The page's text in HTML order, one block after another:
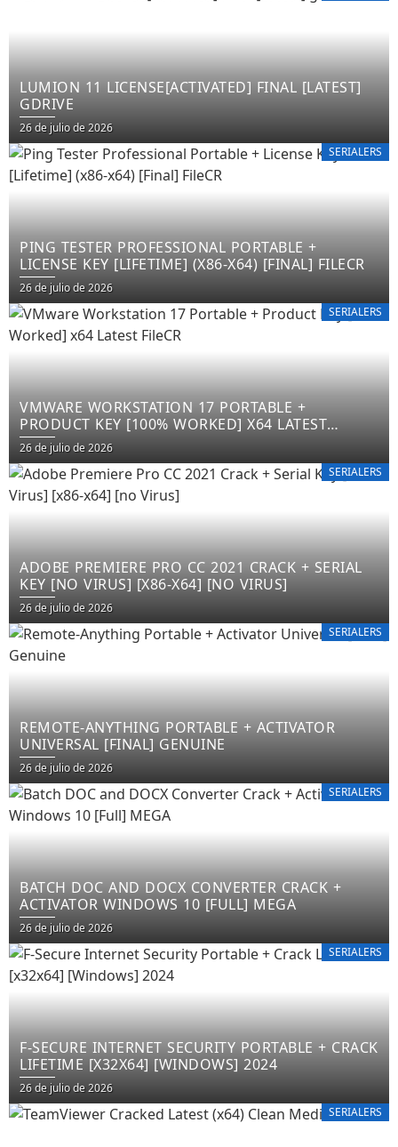
LUMION 11 LICENSE[ACTIVATED] FINAL [LATEST]
GDRIVE
26 de julio de 2026
SERIALERS
PING TESTER PROFESSIONAL PORTABLE +
LICENSE KEY [LIFETIME] (X86-X64) [FINAL] FILECR
26 de julio de 2026
SERIALERS
VMWARE WORKSTATION 17 PORTABLE +
PRODUCT KEY [100% WORKED] X64 LATEST
FILECR
26 de julio de 2026
SERIALERS
ADOBE PREMIERE PRO CC 2021 CRACK + SERIAL
KEY [NO VIRUS] [X86-X64] [NO VIRUS]
26 de julio de 2026
SERIALERS
REMOTE-ANYTHING PORTABLE + ACTIVATOR
UNIVERSAL [FINAL] GENUINE
26 de julio de 2026
SERIALERS
BATCH DOC AND DOCX CONVERTER CRACK +
ACTIVATOR WINDOWS 10 [FULL] MEGA
26 de julio de 2026
SERIALERS
F-SECURE INTERNET SECURITY PORTABLE + CRACK
LIFETIME [X32X64] [WINDOWS] 2024
26 de julio de 2026
SERIALERS